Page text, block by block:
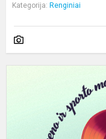
Kategorija: Renginiai